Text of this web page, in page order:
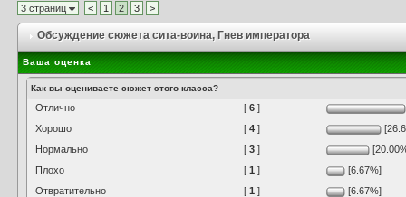
3 страниц < 1 2 3 >
Обсуждение сюжета сита-воина, Гнев императора
Ваша оценка
Как вы оцениваете сюжет этого класса?
Отлично [6 ]
Хорошо
[4 ]
Нормально
[3 ]
Плохо
[1 ]
[6.67%]
Отвратительно
[1 ] [6.67%]